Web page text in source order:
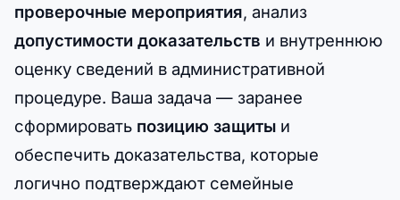
проверочные мероприятия, анализ
допустимости доказательств и внутреннюю
оценку сведений в административной
процедуре. Ваша задача — заранее
сформировать позицию защиты и
обеспечить доказательства, которые
логично подтверждают семейные